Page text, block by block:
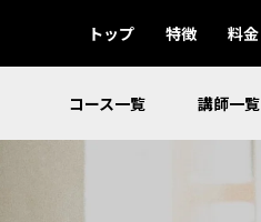
トップ 特徴 料金
コース一覧 講師一覧